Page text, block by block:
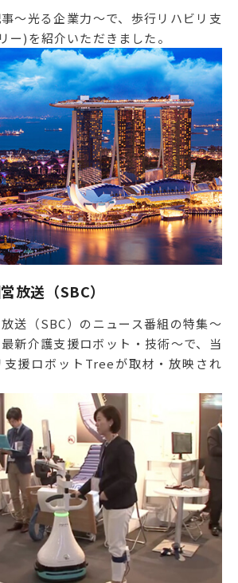
～光る企業力～で、歩行リハビリ支
)を紹介いただきました。
放送（SBC）
送（SBC）のニュース番組の特集〜
新介護支援ロボット・技術〜で、当
援ロボットTreeが取材・放映され